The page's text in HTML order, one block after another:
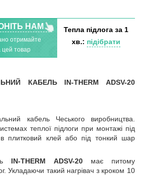
НАМ
отримайте
цей товар
Тепла підлога за 1
хв.: підібрати
КАБЕЛЬ IN-THERM ADSV-20
кабель Чеського виробництва.
теплої підлоги при монтажі під
в плитковий клей або під тонкий шар
IN-THERM ADSV-20 має питому
Укладаючи такий нагрівач з кроком 10